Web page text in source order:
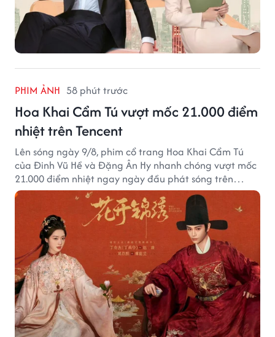
PHIM ẢNH 58 phút trước
Hoa Khai Cẩm Tú vượt mốc 21.000 điểm
nhiệt trên Tencent
Lên sóng ngày 9/8, phim cổ trang Hoa Khai Cẩm Tú
của Đinh Vũ Hề và Đặng Ân Hy nhanh chóng vượt mốc
21.000 điểm nhiệt ngay ngày đầu phát sóng trên
Tencent Video.